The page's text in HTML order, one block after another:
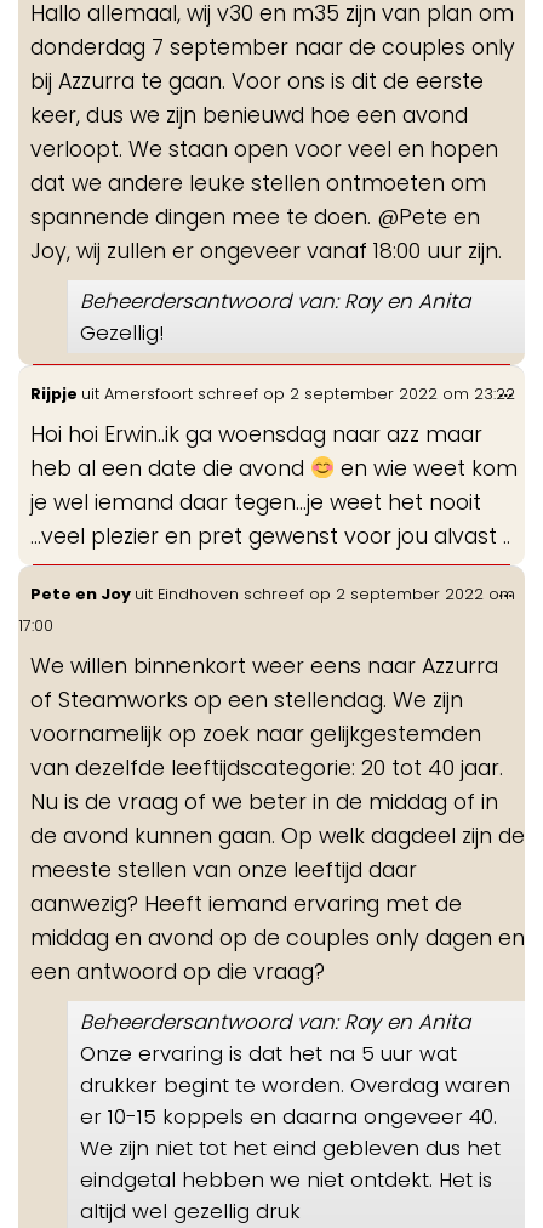
Hallo allemaal, wij v30 en m35 zijn van plan om
donderdag 7 september naar de couples only
bij Azzurra te gaan. Voor ons is dit de eerste
keer, dus we zijn benieuwd hoe een avond
verloopt. We staan open voor veel en hopen
dat we andere leuke stellen ontmoeten om
spannende dingen mee te doen. @Pete en
Joy, wij zullen er ongeveer vanaf 18:00 uur zijn.
Beheerdersantwoord van: Ray en Anita
Gezellig!
Rijpje uit Amersfoort schreef op 2 september 2022 om 23:22
Hoi hoi Erwin..ik ga woensdag naar azz maar
heb al een date die avond
en wie weet kom
je wel iemand daar tegen...je weet het nooit
...veel plezier en pret gewenst voor jou alvast ..
...
Pete en Joy uit Eindhoven schreef op 2 september 2022 om
17:00
We willen binnenkort weer eens naar Azzurra
of Steamworks op een stellendag. We zijn
voornamelijk op zoek naar gelijkgestemden
van dezelfde leeftijdscategorie: 20 tot 40 jaar.
Nu is de vraag of we beter in de middag of in
de avond kunnen gaan. Op welk dagdeel zijn de
meeste stellen van onze leeftijd daar
aanwezig? Heeft iemand ervaring met de
middag en avond op de couples only dagen en
een antwoord op die vraag?
Beheerdersantwoord van: Ray en Anita
Onze ervaring is dat het na 5 uur wat
drukker begint te worden. Overdag waren
er 10-15 koppels en daarna ongeveer 40.
We zijn niet tot het eind gebleven dus het
eindgetal hebben we niet ontdekt. Het is
altijd wel gezellig druk
...